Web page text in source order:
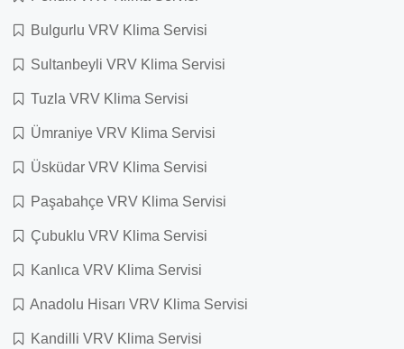
Bulgurlu VRV Klima Servisi
Sultanbeyli VRV Klima Servisi
Tuzla VRV Klima Servisi
Ümraniye VRV Klima Servisi
Üsküdar VRV Klima Servisi
Paşabahçe VRV Klima Servisi
Çubuklu VRV Klima Servisi
Kanlıca VRV Klima Servisi
Anadolu Hisarı VRV Klima Servisi
Kandilli VRV Klima Servisi